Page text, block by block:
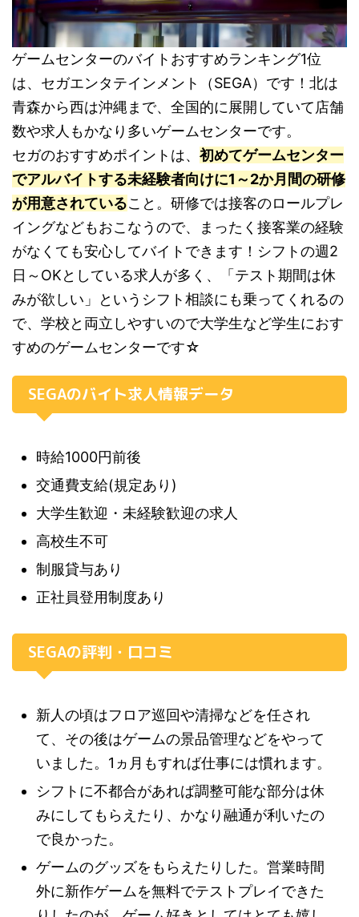
ゲームセンターのバイトおすすめランキング1位
は、セガエンタテインメント（SEGA）です！北は
青森から西は沖縄まで、全国的に展開していて店舗
数や求人もかなり多いゲームセンターです。
セガのおすすめポイントは、 初めてゲームセンター
でアルバイトする未経験者向けに1～2か月間の研修
が用意されていること。研修では接客のロールプレ
イングなどもおこなうので、まったく接客業の経験
がなくても安心してバイトできます！シフトの週2
日～OKとしている求人が多く、「テスト期間は休
みが欲しい」というシフト相談にも乗ってくれるの
で、学校と両立しやすいので大学生など学生におす
すめのゲームセンターです☆
SEGAのバイト求人情報データ
時給1000円前後
交通費支給(規定あり)
大学生歓迎・未経験歓迎の求人
高校生不可
制服貸与あり
正社員登用制度あり
SEGAの評判・口コミ
新人の頃はフロア巡回や清掃などを任され
て、その後はゲームの景品管理などをやって
いました。1ヵ月もすれば仕事には慣れます。
シフトに不都合があれば調整可能な部分は休
みにしてもらえたり、かなり融通が利いたの
で良かった。
ゲームのグッズをもらえたりした。営業時間
外に新作ゲームを無料でテストプレイできた